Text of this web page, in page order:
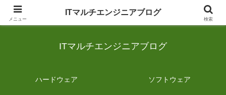
日常のIT業務を備忘録として発信。商品レビューやDIYの作業内容も投稿しま
ITマルチエンジニアブログ
ハードウェア ソフトウェア
メニュー
ITマルチエンジニアブログ
検索